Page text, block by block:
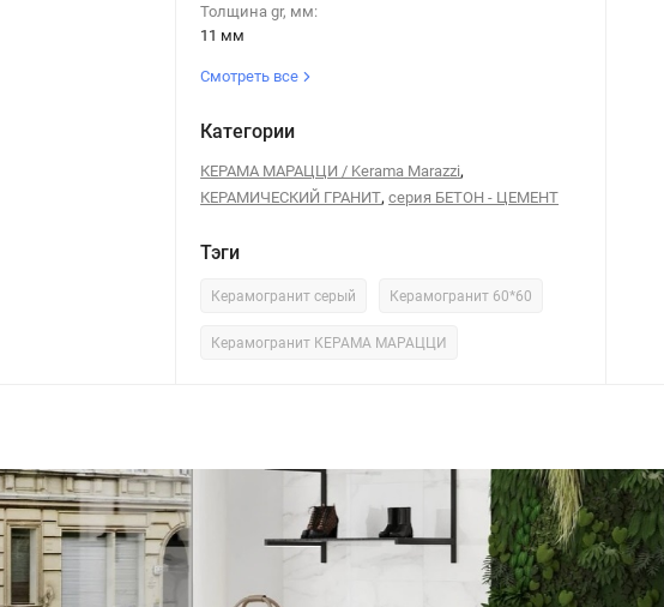
Толщина gr, мм:
11 мм
Смотреть все
Категории
КЕРАМА МАРАЦЦИ / Kerama Marazzi,
КЕРАМИЧЕСКИЙ ГРАНИТ,серия БЕТОН - ЦЕМЕНТ
Тэги
Керамогранит серый Керамогранит 60*60
Керамогранит КЕРАМА МАРАЦЦИ